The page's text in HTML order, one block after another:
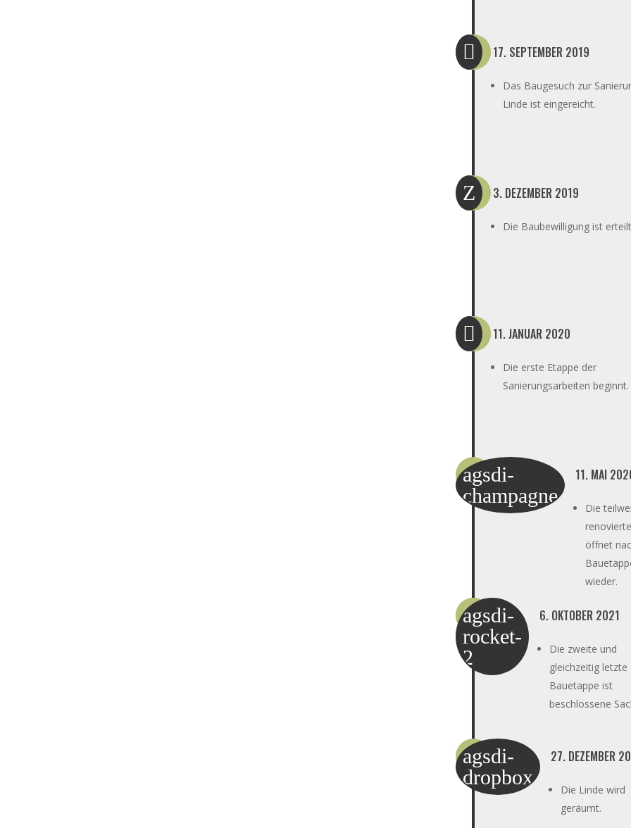
 17. SEPTEMBER 2019
Das Baugesuch zur
Linde ist eingereicht.
Z 3. DEZEMBER 2019
Die Baubewilligung ist
 11. JANUAR 2020
Die erste Etappe der
Sanierungsarbeiten beginnt.
agsdi-
champagne
11. MAI
Die
öffnet
wieder.
agsdi-
rocket-
2
6. OKTOBER 2021
Die zweite und
gleichzeitig letzte
Bauetappe ist
beschlossene
agsdi-
dropbox
27. DEZEMBER
Die Linde wird
geräumt.